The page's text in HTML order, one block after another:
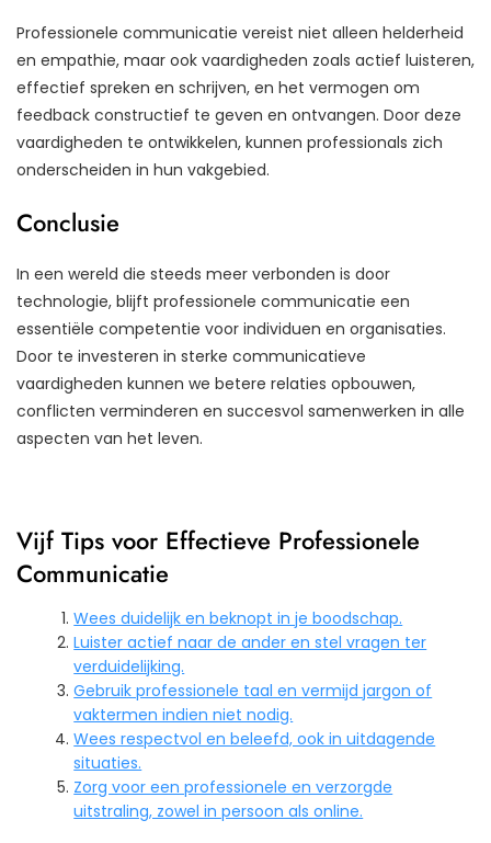
Professionele communicatie vereist niet alleen helderheid
en empathie, maar ook vaardigheden zoals actief luisteren,
effectief spreken en schrijven, en het vermogen om
feedback constructief te geven en ontvangen. Door deze
vaardigheden te ontwikkelen, kunnen professionals zich
onderscheiden in hun vakgebied.
Conclusie
In een wereld die steeds meer verbonden is door
technologie, blijft professionele communicatie een
essentiële competentie voor individuen en organisaties.
Door te investeren in sterke communicatieve
vaardigheden kunnen we betere relaties opbouwen,
conflicten verminderen en succesvol samenwerken in alle
aspecten van het leven.
Vijf Tips voor Effectieve Professionele
Communicatie
Wees duidelijk en beknopt in je boodschap.
Luister actief naar de ander en stel vragen ter
verduidelijking.
Gebruik professionele taal en vermijd jargon of
vaktermen indien niet nodig.
Wees respectvol en beleefd, ook in uitdagende
situaties.
Zorg voor een professionele en verzorgde
uitstraling, zowel in persoon als online.